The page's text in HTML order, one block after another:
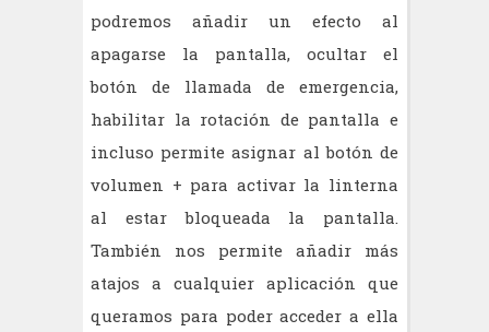
podremos añadir un efecto al
apagarse la pantalla, ocultar el
botón de llamada de emergencia,
habilitar la rotación de pantalla e
incluso permite asignar al botón de
volumen + para activar la linterna
al estar bloqueada la pantalla.
También nos permite añadir más
atajos a cualquier aplicación que
queramos para poder acceder a ella